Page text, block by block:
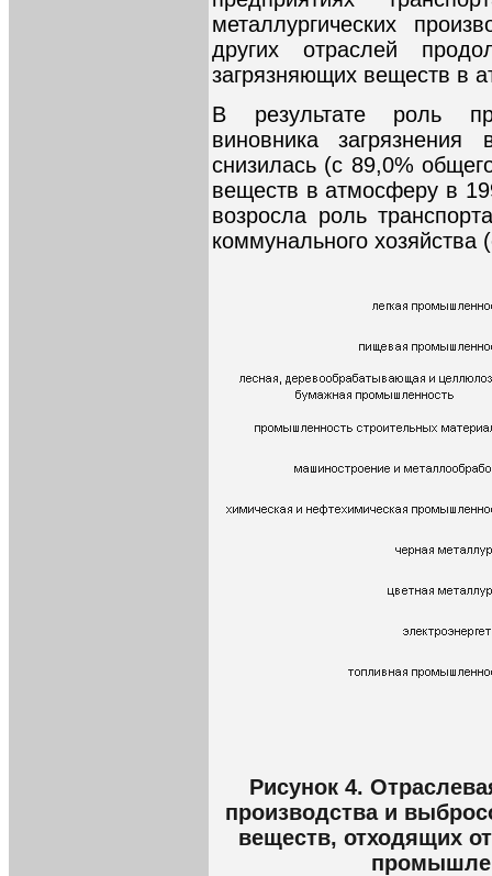
металлургических
других отраслей
загрязняющих веществ в
В результате роль
виновника загрязнения
снизилась (с 89,0%
веществ в атмосферу в
возросла роль
коммунального хозяйства
Рисунок 4.
производства и
веществ, отходящих